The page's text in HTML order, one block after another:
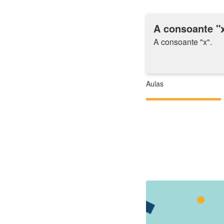
A consoante
A consoante "x".
Aulas